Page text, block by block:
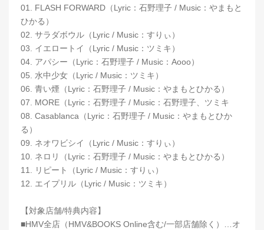
01. FLASH FORWARD（Lyric：石野理子 / Music：やまもと
ひかる）
02. サラダボウル（Lyric / Music：すりぃ）
03. イエロートイ（Lyric / Music：ツミキ）
04. アパシー（Lyric：石野理子 / Music：Aooo）
05. 水中少女（Lyric / Music：ツミキ）
06. 青い煙（Lyric：石野理子 / Music：やまもとひかる）
07. MORE（Lyric：石野理子 / Music：石野理子、ツミキ
08. Casablanca（Lyric：石野理子 / Music：やまもとひか
る）
09. ネオワビシイ（Lyric / Music：すりぃ）
10. ネロリ（Lyric：石野理子 / Music：やまもとひかる）
11. リピート（Lyric / Music：すりぃ）
12. エイプリル（Lyric / Music：ツミキ）
【対象店舗/特典内容】
■HMV全店（HMV&BOOKS Online含む/一部店舗除く）…オ